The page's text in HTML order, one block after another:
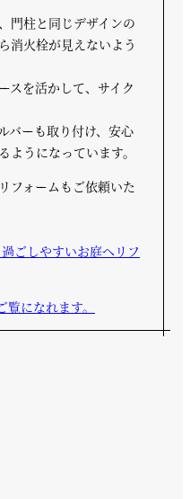
門柱と同じデザインの
消火栓が見えないよう
スを活かして、サイク
バーも取り付け、安心
ようになっています。
フォームもご依頼いた
ごしやすいお庭へリフ
になれます。